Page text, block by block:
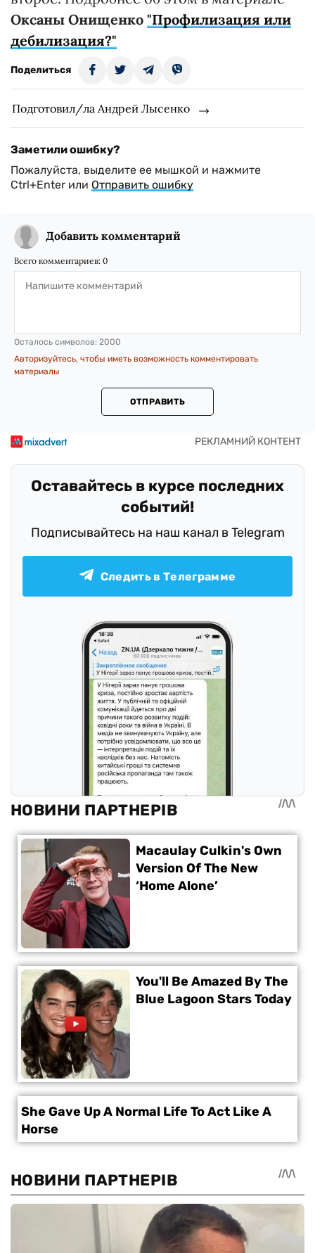
Оксаны Онищенко "Профилизация или
дебилизация?"
Поделиться
Подготовил/ла Андрей Лысенко
Заметили ошибку?
Пожалуйста, выделите ее мышкой и нажмите
Ctrl+Enter или Отправить ошибку
Добавить комментарий
Всего комментариев: 0
Осталось символов: 2000
Авторизуйтесь, чтобы иметь возможность комментировать
материалы
ОТПРАВИТЬ
Оставайтесь в курсе последних
событий!
Подписывайтесь на наш канал в Telegram
Следить в Телеграмме